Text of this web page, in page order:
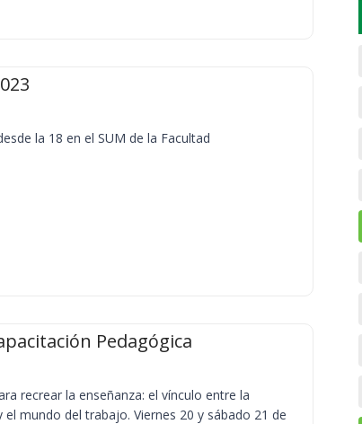
la 18 en el SUM de la Facultad
Pedagógica
recrear la enseñanza: el vínculo entre la
mundo del trabajo. Viernes 20 y sábado 21 de